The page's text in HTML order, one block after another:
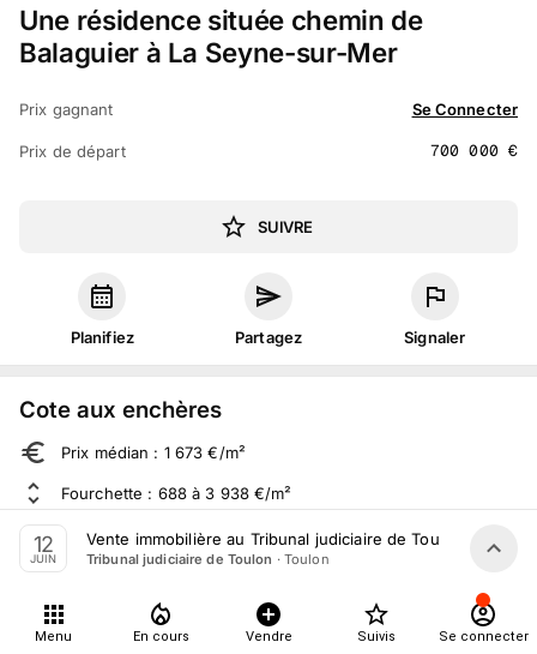
Une résidence située chemin de
Balaguier à La Seyne-sur-Mer
Prix gagnant Se Connecter
Prix de départ 700 000 €
SUIVRE
Planifiez Partagez Signaler
Cote aux enchères
Prix médian : 1 673 €/m²
Fourchette : 688 à 3 938 €/m²
Sur 638 ventes aux enchères dans le département
À propos
12
JUIN
Vente immobilière au Tribunal judiciaire de Toulon le 12
Tribunal judiciaire de Toulon · Toulon
Menu En cours Vendre Suivis Se connecter